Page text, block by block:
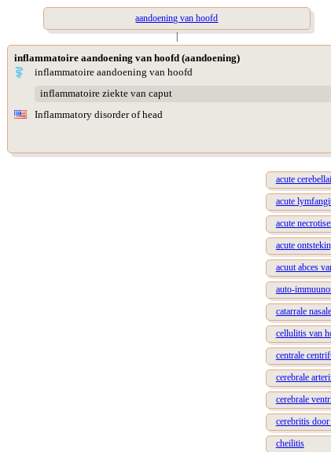
aandoening van hoofd
|
inflammatoire aandoening van hoofd (aandoening)
inflammatoire aandoening van hoofd
inflammatoire ziekte van caput
Inflammatory disorder of head
acute
acute
acute
acute
acuut abces
auto-
catarrale
cellulitis van
centrale
cerebrale
cerebrale
cerebritis
cheilitis